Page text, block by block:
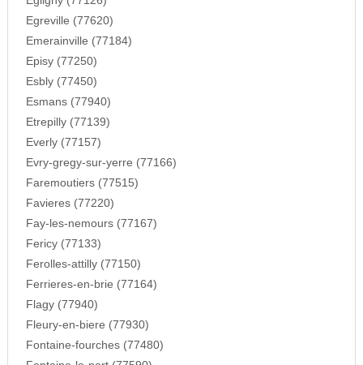
Egreville (77620)
Emerainville (77184)
Episy (77250)
Esbly (77450)
Esmans (77940)
Etrepilly (77139)
Everly (77157)
Evry-gregy-sur-yerre (77166)
Faremoutiers (77515)
Favieres (77220)
Fay-les-nemours (77167)
Fericy (77133)
Ferolles-attilly (77150)
Ferrieres-en-brie (77164)
Flagy (77940)
Fleury-en-biere (77930)
Fontaine-fourches (77480)